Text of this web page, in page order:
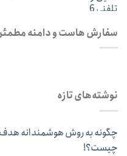
سفارش هاست و دامنه
نوشته‌های تازه
چگونه به روش هوشمندانه
چیست؟!